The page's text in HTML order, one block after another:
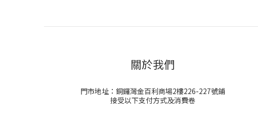
關於我們
門市地址：銅鑼灣金百利商場2樓226-227號鋪
接受以下支付方式及消費卷